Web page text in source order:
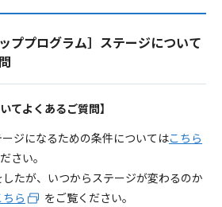
ププログラム］ステージについて
てよくあるご質問】
ジになるための条件についてはこちら
さい。
たが、いつからステージが変わるのか
ちら
をご覧ください。